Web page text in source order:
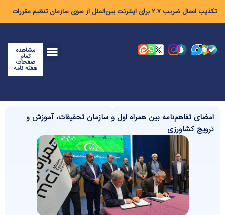
تکذیب اعمال ضریب ۲.۷ برای اینترنت بین‌الملل از سوی سازمان تنظیم مقررات
مشاهده
تمام
صفحات
هفته نامه
امضای تفاهم‌نامه بین‌ همراه اول و سازمان تحقیقات، آموزش و
ترویج کشاورزی